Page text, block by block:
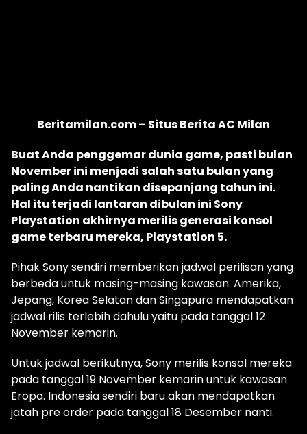
Beritamilan.com – Situs Berita AC Milan
Buat Anda penggemar dunia game, pasti bulan
November ini menjadi salah satu bulan yang
paling Anda nantikan disepanjang tahun ini.
Hal itu terjadi lantaran dibulan ini Sony
Playstation akhirnya merilis generasi konsol
game terbaru mereka, Playstation 5.
Pihak Sony sendiri memberikan jadwal perilisan yang
berbeda untuk masing-masing kawasan. Amerika,
Jepang, Korea Selatan dan Singapura mendapatkan
jadwal rilis terlebih dahulu yaitu pada tanggal 12
November kemarin.
Untuk jadwal berikutnya, Sony merilis konsol mereka
pada tanggal 19 November kemarin untuk kawasan
Eropa. Indonesia sendiri baru akan mendapatkan
jatah pre order pada tanggal 18 Desember nanti.